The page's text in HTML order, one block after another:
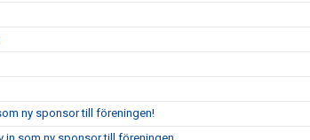
ny sponsor till föreningen!